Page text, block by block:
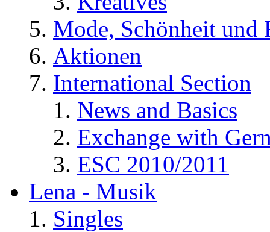
Mode, Schönheit und
Aktionen
International Section
News and Basics
Exchange with
ESC 2010/2011
Lena - Musik
Singles